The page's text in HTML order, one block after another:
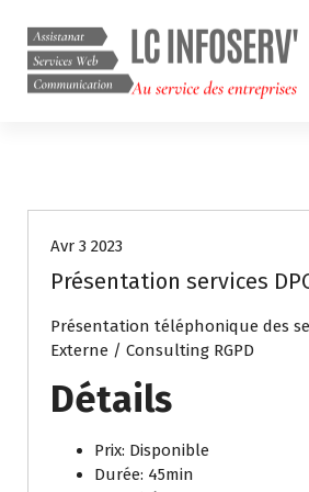
Avr 3 2023
Présentation services
Présentation téléphonique des
Externe / Consulting RGPD
Détails
Prix: Disponible
Durée: 45min